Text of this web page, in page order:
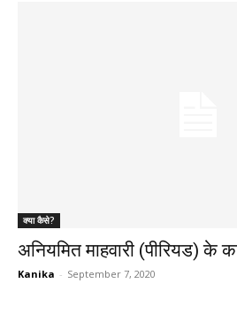
क्या कैसे?
अनियमित माहवारी (पीरियड) के
Kanika - September 7, 2020